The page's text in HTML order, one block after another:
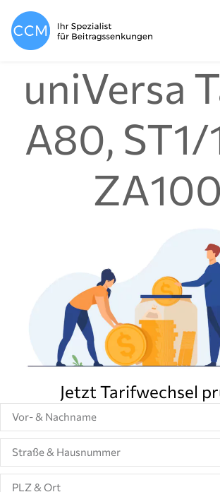
uniVersa
A80,
ZA100
Jetzt Tarifwechsel